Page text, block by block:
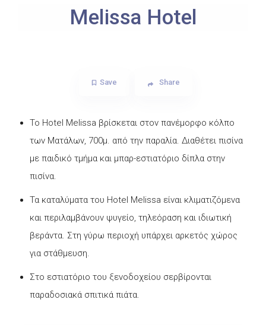
Melissa Hotel
Save Share
Το Hotel Melissa βρίσκεται στον πανέμορφο κόλπο
των Ματάλων, 700μ. από την παραλία. Διαθέτει πισίνα
με παιδικό τμήμα και μπαρ-εστιατόριο δίπλα στην
πισίνα.
Τα καταλύματα του Hotel Melissa είναι κλιματιζόμενα
και περιλαμβάνουν ψυγείο, τηλεόραση και ιδιωτική
βεράντα. Στη γύρω περιοχή υπάρχει αρκετός χώρος
για στάθμευση.
Στο εστιατόριο του ξενοδοχείου σερβίρονται
παραδοσιακά σπιτικά πιάτα.